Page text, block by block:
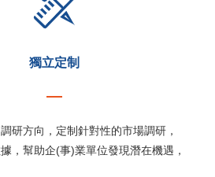
獨立定制
研方向，定制針對性的市場調研，
，幫助企(事)業單位發現潛在機遇，